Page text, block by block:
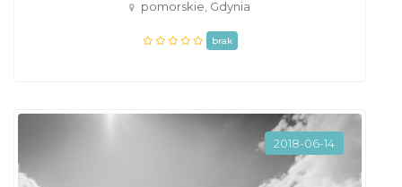
pomorskie, Gdynia
brak
2018-06-14